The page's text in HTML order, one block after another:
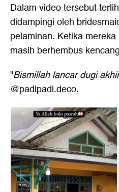
Dalam video tersebut
didampingi oleh
pelaminan. Ketika
masih berhembus
"Bismillah lancar dugi
@padipadi.deco.